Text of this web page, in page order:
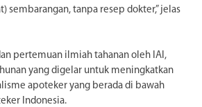
sembarangan, tanpa resep dokter,” jelas
pertemuan ilmiah tahanan oleh IAI,
yang digelar untuk meningkatkan
apoteker yang berada di bawah
Indonesia.